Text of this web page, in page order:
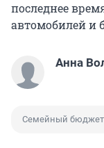
последнее
автомобилей и
Анна
Семейный бюджет